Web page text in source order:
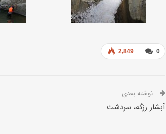
0
2,849
آبشار رزگه، سردشت